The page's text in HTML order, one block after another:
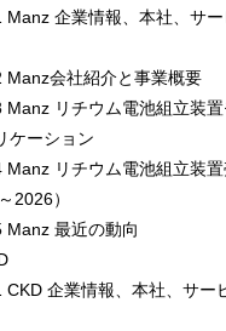
9.3.2 Manz会社紹介と事業概要
ケーション
2026）
9.3.5 Manz 最近の動向